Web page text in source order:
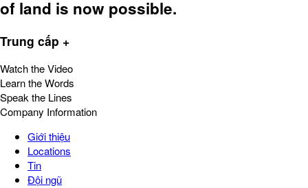
of land is now possible.
Trung cấp +
Watch the Video
Learn the Words
Speak the Lines
Company Information
Giới thiệu
Locations
Tin
Đội ngũ